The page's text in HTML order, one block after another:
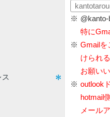
ス
特に
Gmailを
けられ
お願い
outlook
hotmail
メール